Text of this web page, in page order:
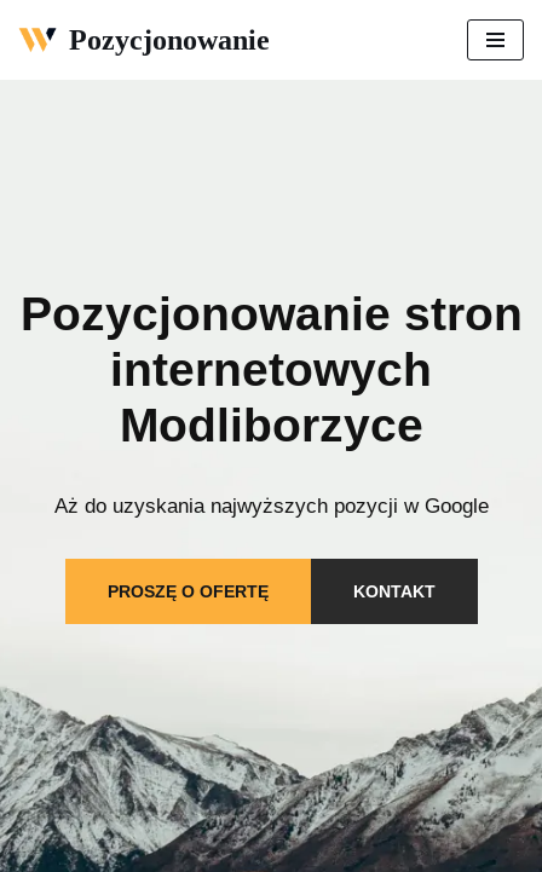
Pozycjonowanie
Pozycjonowanie stron
internetowych
Modliborzyce
Aż do uzyskania najwyższych pozycji w Google
PROSZĘ O OFERTĘ KONTAKT